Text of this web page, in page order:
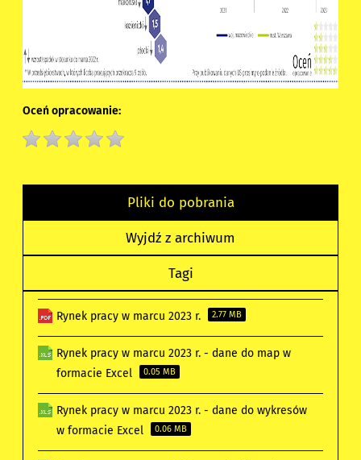
Oceń opracowanie:
Pliki do pobrania
Wyjdź z archiwum
Tagi
Rynek pracy w marcu 2023 r. 2.77 MB
Rynek pracy w marcu 2023 r. - dane do map w
formacie Excel
0.05 MB
Rynek pracy w marcu 2023 r. - dane do wykresów
w formacie Excel
0.06 MB